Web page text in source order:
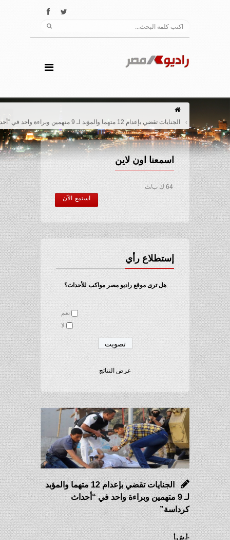
الجنايات تقضي بإعدام 12 متهما والمؤبد لـ 9 متهمين وبراءة واحد في “أحداث كرداسة”
اسمعنا اون لاين
64 ك ب/ث
استمع الآن
إستطلاع رأي
هل ترى موقع راديو مصر مواكب للأحداث؟
نعم
عرض النتائج
الجنايات تقضي بإعدام 12 متهما والمؤبد
لـ 9 متهمين وبراءة واحد في “أحداث
كرداسة”
-أ.ش.أ